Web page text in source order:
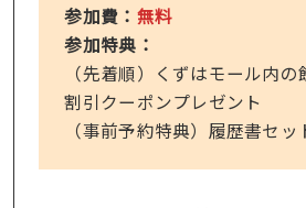
参加費： 無料
参加特典：
（先着順）くずはモール内
割引クーポンプレゼント
（事前予約特典）履歴書セッ